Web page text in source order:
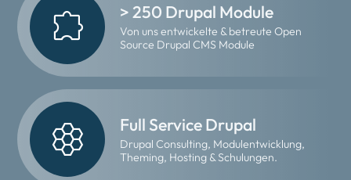
> 250 Drupal Module
Von uns entwickelte & betreute Open
Source Drupal CMS Module
Full Service Drupal
Drupal Consulting, Modulentwicklung,
Theming, Hosting & Schulungen.